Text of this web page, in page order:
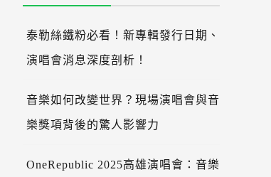
泰勒絲鐵粉必看！新專輯發行日期、
演唱會消息深度剖析！
音樂如何改變世界？現場演唱會與音
樂獎項背後的驚人影響力
OneRepublic 2025高雄演唱會：音樂